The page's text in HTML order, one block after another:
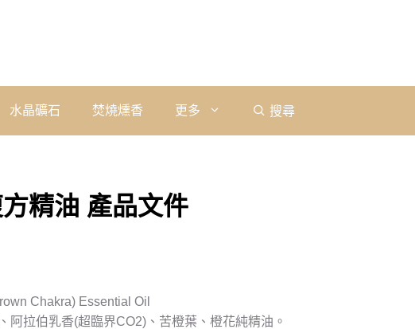
水晶礦石 焚燒燻香 更多 搜尋
精油 產品文件
Chakra) Essential Oil
阿拉伯乳香(超臨界CO2)、苦橙葉、橙花純精油。